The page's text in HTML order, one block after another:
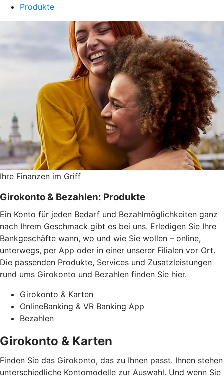
Produkte
Ihre Finanzen im Griff
Girokonto & Bezahlen: Produkte
Ein Konto für jeden Bedarf und Bezahlmöglichkeiten ganz
nach Ihrem Geschmack gibt es bei uns. Erledigen Sie Ihre
Bankgeschäfte wann, wo und wie Sie wollen – online,
unterwegs, per App oder in einer unserer Filialen vor Ort.
Die passenden Produkte, Services und Zusatzleistungen
rund ums Girokonto und Bezahlen finden Sie hier.
Girokonto & Karten
OnlineBanking & VR Banking App
Bezahlen
Girokonto & Karten
Finden Sie das Girokonto, das zu Ihnen passt. Ihnen stehen
unterschiedliche Kontomodelle zur Auswahl. Und wenn Sie